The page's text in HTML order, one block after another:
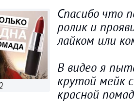
Спасибо что
ролик и
лайком или
В видео я
крутой мейк
красной